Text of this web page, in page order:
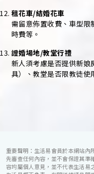
租花車/結婚花車
需留意佈置收費、車型限
時費等。
證婚場地/教堂行禮
新人須考慮是否提供新娘
具）、教堂是否限教徒使
重要聲明：生活易會員於本網站內
先審查任何內容，並不會保證其準
容均屬個人意見，並不代表生活易